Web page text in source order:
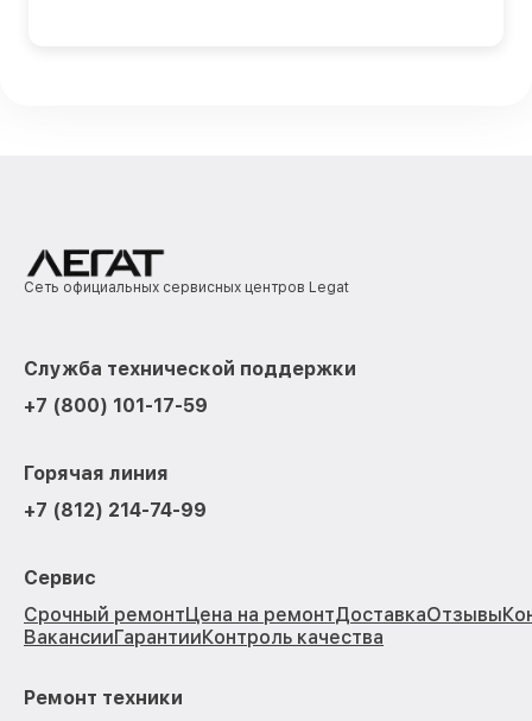
Сеть официальных сервисных центров Legat
Служба технической поддержки
+7 (800) 101-17-59
Горячая линия
+7 (812) 214-74-99
Сервис
Срочный ремонтЦена на ремонтДоставкаОтзывы
ВакансииГарантииКонтроль качества
Ремонт техники